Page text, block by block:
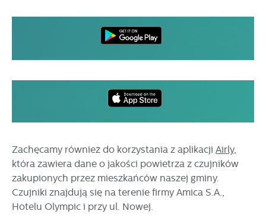
Zachęcamy również do korzystania z aplikacji Airly,
która zawiera dane o jakości powietrza z czujników
zakupionych przez mieszkańców naszej gminy.
Czujniki znajdują się na terenie firmy Amica S.A.,
Hotelu Olympic i przy ul. Nowej.